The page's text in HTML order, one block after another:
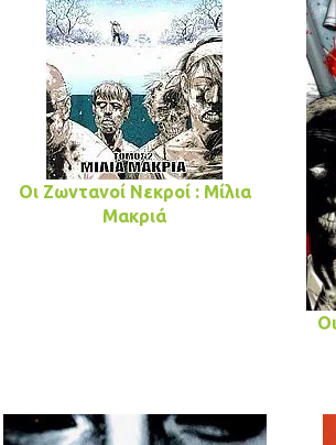
Οι Ζωντανοί Νεκροί : Μίλια
Μακριά